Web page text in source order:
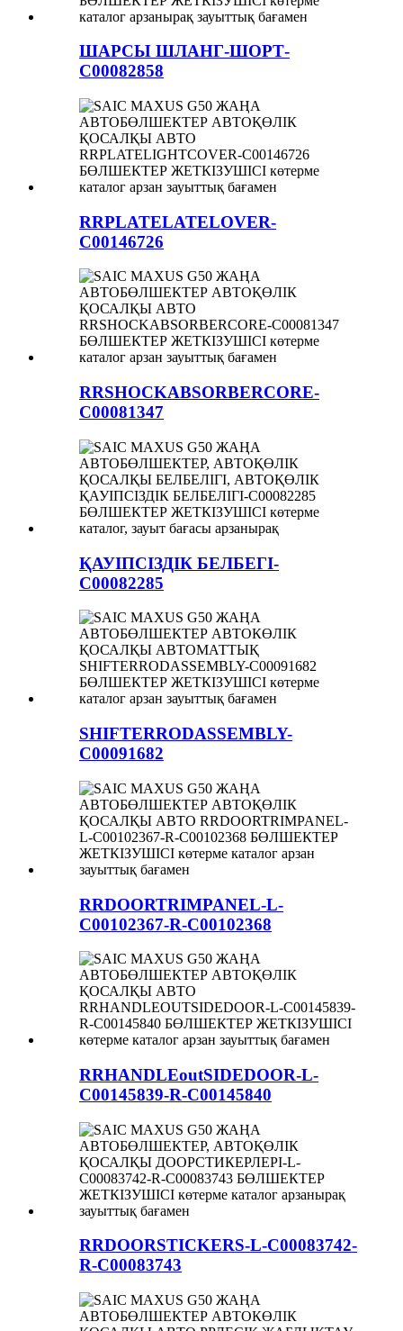
ШАРСЫ ШЛАНГ-ШОРТ-
C00082858
RRPLATELATELOVER-
C00146726
RRSHOCKABSORBERCORE-
C00081347
ҚАУІПСІЗДІК БЕЛБЕГІ-
C00082285
SHIFTERRODASSEMBLY-
C00091682
RRDOORTRIMPANEL-L-
C00102367-R-C00102368
RRHANDLEoutSIDEDOOR-L-
C00145839-R-C00145840
RRDOORSTICKERS-L-C00083742-
R-C00083743